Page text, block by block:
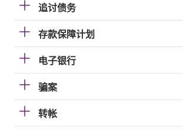
追讨债务
存款保障计划
电子银行
骗案
转帐